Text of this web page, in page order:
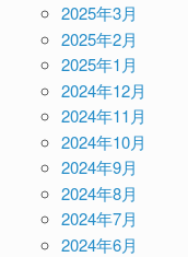
2025年3月
2025年2月
2025年1月
2024年12月
2024年11月
2024年10月
2024年9月
2024年8月
2024年7月
2024年6月